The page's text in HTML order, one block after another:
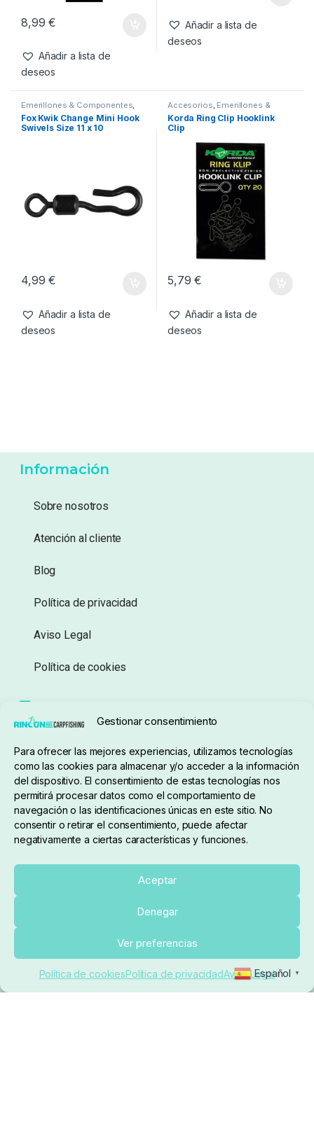
Gestionar consentimiento
Para ofrecer las mejores experiencias, utilizamos tecnologías
como las cookies para almacenar y/o acceder a la información
del dispositivo. El consentimiento de estas tecnologías nos
permitirá procesar datos como el comportamiento de
navegación o las identificaciones únicas en este sitio. No
consentir o retirar el consentimiento, puede afectar
negativamente a ciertas características y funciones.
Aceptar
Denegar
Ver preferencias
Política de cookiesPolítica de privacidadAviso Legal
8,99€
Añadir a lista de
deseos
Añadir a lista de
deseos
Emerillones & Componentes,
Material Montajes
Fox Kwik Change Mini Hook
Swivels Size 11 x 10
4,99€
Añadir a lista de
deseos
Accesorios, Emerillones &
Componentes,Material
Montajes
Korda Ring Clip Hooklink
Clip
5,79€
Añadir a lista de
deseos
Información
Sobre nosotros
Atención al cliente
Blog
Política de privacidad
Aviso Legal
Política de cookies
Sobre nosotros
910 824 923
Lunes a Viernes de 10:00 a 14:00 horas y 17:00 a
Español ▼